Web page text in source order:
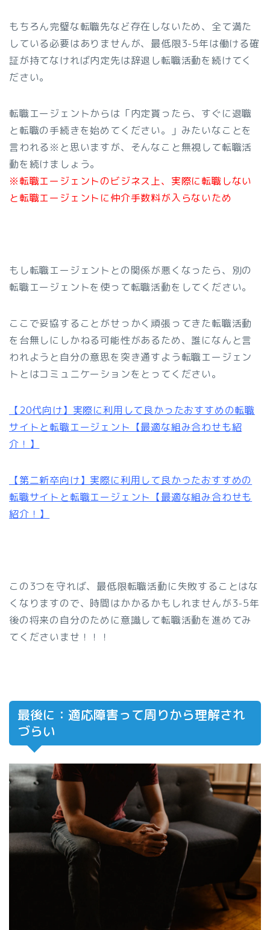
もちろん完璧な転職先など存在しないため、全て満た
している必要はありませんが、最低限3-5年は働ける確
証が持てなければ内定先は辞退し転職活動を続けてく
ださい。
転職エージェントからは「内定貰ったら、すぐに退職
と転職の手続きを始めてください。」みたいなことを
言われる※と思いますが、そんなこと無視して転職活
動を続けましょう。
※転職エージェントのビジネス上、実際に転職しない
と転職エージェントに仲介手数料が入らないため
もし転職エージェントとの関係が悪くなったら、別の
転職エージェントを使って転職活動をしてください。
ここで妥協することがせっかく頑張ってきた転職活動
を台無しにしかねる可能性があるため、誰になんと言
われようと自分の意思を突き通すよう転職エージェン
トとはコミュニケーションをとってください。
【20代向け】実際に利用して良かったおすすめの転職
サイトと転職エージェント【最適な組み合わせも紹
介！】
【第二新卒向け】実際に利用して良かったおすすめの
転職サイトと転職エージェント【最適な組み合わせも
紹介！】
この3つを守れば、最低限転職活動に失敗することはな
くなりますので、時間はかかるかもしれませんが3-5年
後の将来の自分のために意識して転職活動を進めてみ
てくださいませ！！！
最後に：適応障害って周りから理解され
づらい